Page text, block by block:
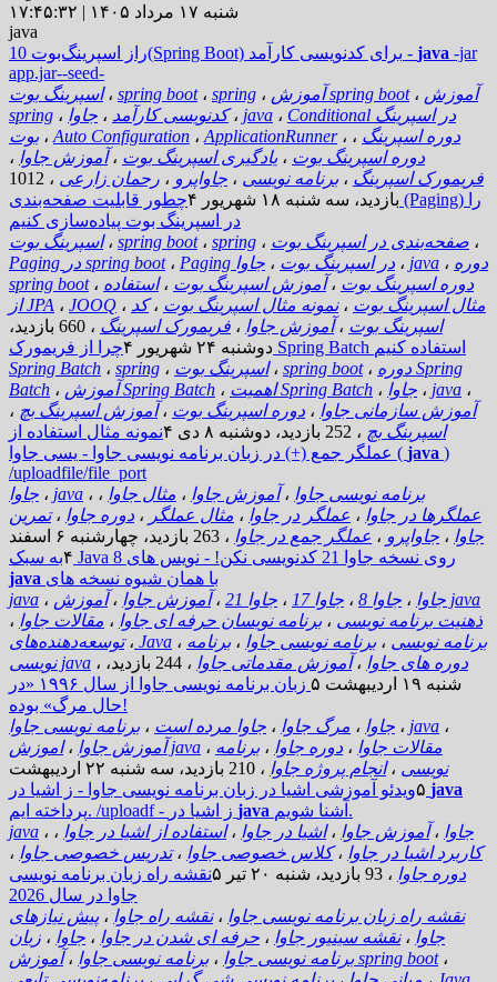
شنبه ۱۷ مرداد ۱۴۰۵ | ۱۷:۴۵:۳۲
java
10 راز اسپرینگ‌بوت(Spring Boot) برای کدنویسی کارآمد - java -jar
app.jar--seed-
اسپرینگ بوت، spring boot، spring ، آموزش spring boot، آموزش
spring ، کدنویسی کارآمد ، جاوا ، java ، Conditional در اسپرینگ
بوت ، Auto Configuration ، ApplicationRunner، دوره اسپرینگ ،
دوره اسپرینگ بوت ، یادگیری اسپرینگ بوت ،آموزش جاوا ،
فریمورک اسپرینگ ، برنامه نویسی ، جاواپرو ، رحمان زارعی ، 1012
بازدید، سه شنبه ۱۸ شهریور ۴
چطور قابلیت صفحه‌بندی (Paging) را
در اسپرینگ بوت پیاده‌سازی کنیم
اسپرینگ بوت، spring boot، spring ، صفحه‌بندی در اسپرینگ بوت ،
Paging در spring boot، Paging در اسپرینگ بوت ، جاوا ، java ، دوره
spring boot، دوره اسپرینگ بوت ،آموزش اسپرینگ بوت ،استفاده
از JPA ، JOOQ ، مثال اسپرینگ بوت ،نمونه مثال اسپرینگ بوت ،کد
اسپرینگ بوت ،آموزش جاوا ، فریمورک اسپرینگ ، 660 بازدید
،
دوشنبه ۲۴ شهریور ۴
چرا از فریمورک Spring Batch استفاده کنیم
Spring Batch ، spring ، اسپرینگ بوت، spring boot، دوره Spring
Batch ، آموزش Spring Batch ، اهمیت Spring Batch ، جاوا ، java ،
آموزش سازمانی جاوا ، دوره اسپرینگ بوت ،آموزش اسپرینگ بچ ،
اسپرینگ بچ ، 252 بازدید ، دوشنبه ۸ دی ۴
نمونه مثال استفاده از
عملگر جمع (+) در زبان برنامه نویسی جاوا - یسی جاوا ( java )
/uploadfile/file_port
جاوا ، java ، برنامه نویسی جاوا ،آموزش جاوا ، مثال جاوا ،
عملگرها در جاوا ، عملگر در جاوا ، مثال عملگر ، دوره جاوا ،تمرین
جاوا ، جاواپرو ، عملگر جمع در جاوا ، 263 بازدید ،
چهارشنبه ۶ اسفند
۴
به سبک Java 8 روی نسخه جاوا 21 کدنویسی نکن!
- نویس های
java با همان شیوه نسخه های
java ، جاوا ، جاوا 8 ، جاوا 17 ، جاوا 21 ،آموزش جاوا ،
آموزش java
،
ذهنیت برنامه نویسی ، برنامه نویسان حرفه ای جاوا ، مقالات جاوا
، توسعه‌دهنده‌های Java ، برنامه نویسی ، برنامه نویسی جاوا ، برنامه
نویسی java ، دوره های جاوا ،آموزش مقدماتی جاوا ، 244 بازدید
،
شنبه ۱۹ اردیبهشت ۵
زبان برنامه نویسی جاوا از سال ۱۹۹۶ «در
حال مرگ» بوده!
جاوا ، مرگ جاوا ، جاوا مرده است ، برنامه نویسی جاوا ، java ،
آموزش جاوا ، اموزش java ، مقالات جاوا ، دوره جاوا ، برنامه
نویسی ،انجام پروژه جاوا ، 210 بازدید ،
سه شنبه ۲۲ اردیبهشت
۵ویدئو آموزشی اشیا در زبان برنامه نویسی جاوا
java
java
آشنا شویم.
java ، جاوا ،آموزش جاوا ،اشیا در جاوا ،استفاده از اشیا در جاوا ،
کاربرد اشیا در جاوا ،کلاس خصوصی جاوا ،تدریس خصوصی جاوا ،
دوره جاوا ، 93 بازدید ، شنبه ۲۰ تیر ۵
نقشه راه زبان برنامه نویسی
جاوا در سال 2026
نقشه راه زبان برنامه نویسی جاوا ،نقشه راه جاوا ، پیش نیازهای
جاوا ،نقشه سینیور جاوا ، حرفه ای شدن در جاوا ، جاوا ، زبان
برنامه نویسی جاوا ، برنامه نویسی جاوا ، آموزش spring boot،